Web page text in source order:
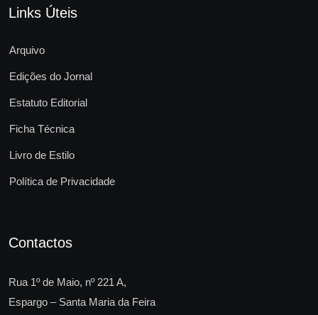
Links Úteis
Arquivo
Edições do Jornal
Estatuto Editorial
Ficha Técnica
Livro de Estilo
Política de Privacidade
Contactos
Rua 1º de Maio, nº 221 A,
Espargo – Santa Maria da Feira